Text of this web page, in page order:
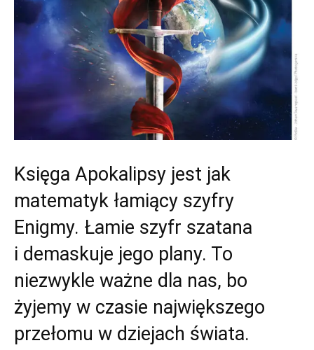
Księga Apokalipsy jest jak
matematyk łamiący szyfry
Enigmy. Łamie szyfr szatana
i demaskuje jego plany. To
niezwykle ważne dla nas, bo
żyjemy w czasie największego
przełomu w dziejach świata.